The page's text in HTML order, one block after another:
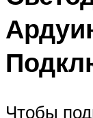
Чтобы